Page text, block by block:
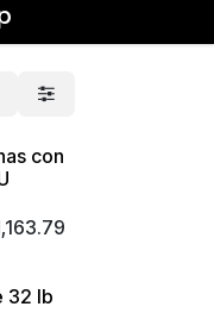
con
32 lb